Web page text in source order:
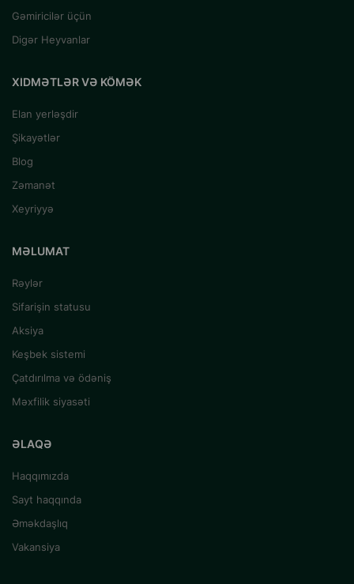
Gəmiricilər üçün
Digər Heyvanlar
XIDMƏTLƏR VƏ KÖMƏK
Elan yerləşdir
Şikayətlər
Blog
Zəmanət
Xeyriyyə
MƏLUMAT
Rəylər
Sifarişin statusu
Aksiya
Keşbek sistemi
Çatdırılma və ödəniş
Məxfilik siyasəti
ƏLAQƏ
Haqqımızda
Sayt haqqında
Əməkdaşlıq
Vakansiya